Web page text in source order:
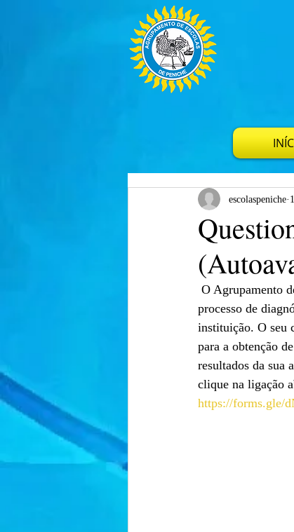
escolaspeniche
processo de
instituição. O seu
para a obtenção
resultados da sua
clique na ligação
https://forms.gle/